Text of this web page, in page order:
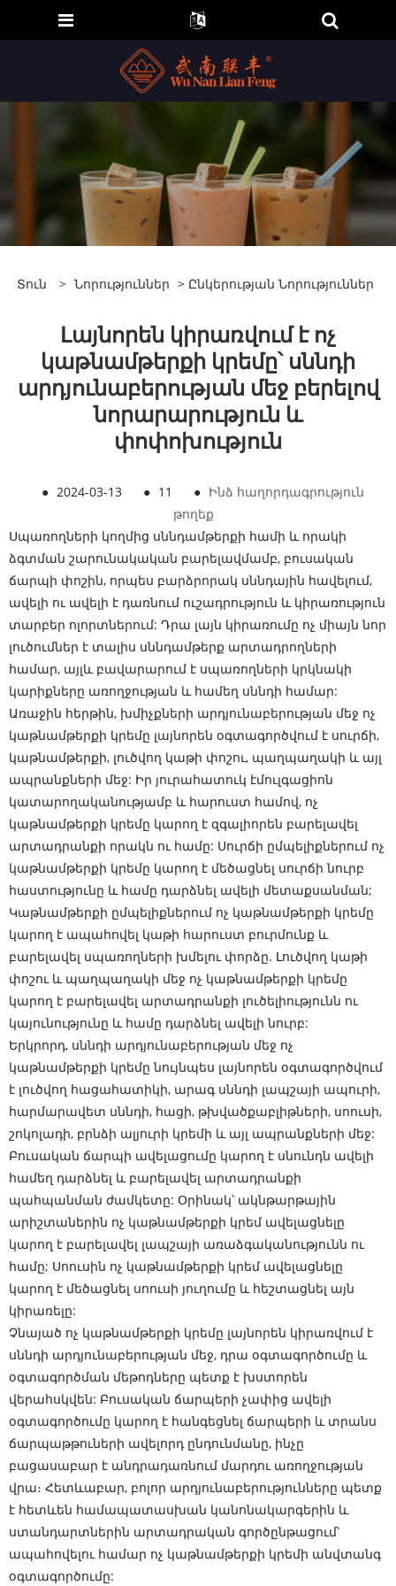
Տուն > Նորություններ > Ընկերության Նորություններ
Լայնորեն կիրառվում է ոչ
կաթնամթերքի կրեմը՝ սննդի
արդյունաբերության մեջ բերելով
նորարարություն և
փոփոխություն
● 2024-03-13 ● 11 ● Ինձ հաղորդագրություն
թողեք
Սպառողների կողմից սննդամթերքի համի և որակի
ձգտման շարունակական բարելավմամբ, բուսական
ճարպի փոշին, որպես բարձրորակ սննդային հավելում,
ավելի ու ավելի է դառնում ուշադրություն և կիրառություն
տարբեր ոլորտներում: Դրա լայն կիրառումը ոչ միայն նոր
լուծումներ է տալիս սննդամթերք արտադրողների
համար, այլև բավարարում է սպառողների կրկնակի
կարիքները առողջության և համեղ սննդի համար:
Առաջին հերթին, խմիչքների արդյունաբերության մեջ ոչ
կաթնամթերքի կրեմը լայնորեն օգտագործվում է սուրճի,
կաթնամթերքի, լուծվող կաթի փոշու, պաղպաղակի և այլ
ապրանքների մեջ: Իր յուրահատուկ էմուլգացիոն
կատարողականությամբ և հարուստ համով, ոչ
կաթնամթերքի կրեմը կարող է զգալիորեն բարելավել
արտադրանքի որակն ու համը: Սուրճի ըմպելիքներում ոչ
կաթնամթերքի կրեմը կարող է մեծացնել սուրճի նուրբ
հաստությունը և համը դարձնել ավելի մետաքսանման;
Կաթնամթերքի ըմպելիքներում ոչ կաթնամթերքի կրեմը
կարող է ապահովել կաթի հարուստ բուրմունք և
բարելավել սպառողների խմելու փորձը. Լուծվող կաթի
փոշու և պաղպաղակի մեջ ոչ կաթնամթերքի կրեմը
կարող է բարելավել արտադրանքի լուծելիությունն ու
կայունությունը և համը դարձնել ավելի նուրբ:
Երկրորդ, սննդի արդյունաբերության մեջ ոչ
կաթնամթերքի կրեմը նույնպես լայնորեն օգտագործվում
է լուծվող հացահատիկի, արագ սննդի լապշայի ապուրի,
հարմարավետ սննդի, հացի, թխվածքաբլիթների, սոուսի,
շոկոլադի, բրնձի ալյուրի կրեմի և այլ ապրանքների մեջ:
Բուսական ճարպի ավելացումը կարող է սնունդն ավելի
համեղ դարձնել և բարելավել արտադրանքի
պահպանման ժամկետը: Օրինակ՝ ակնթարթային
արիշտաներին ոչ կաթնամթերքի կրեմ ավելացնելը
կարող է բարելավել լապշայի առաձգականությունն ու
համը; Սոուսին ոչ կաթնամթերքի կրեմ ավելացնելը
կարող է մեծացնել սոուսի յուղումը և հեշտացնել այն
կիրառելը:
Չնայած ոչ կաթնամթերքի կրեմը լայնորեն կիրառվում է
սննդի արդյունաբերության մեջ, դրա օգտագործումը և
օգտագործման մեթոդները պետք է խստորեն
վերահսկվեն: Բուսական ճարպերի չափից ավելի
օգտագործումը կարող է հանգեցնել ճարպերի և տրանս
ճարպաթթուների ավելորդ ընդունմանը, ինչը
բացասաբար է անդրադառնում մարդու առողջության
վրա։ Հետևաբար, բոլոր արդյունաբերությունները պետք
է հետևեն համապատասխան կանոնակարգերին և
ստանդարտներին արտադրական գործընթացում՝
ապահովելու համար ոչ կաթնամթերքի կրեմի անվտանգ
օգտագործումը: